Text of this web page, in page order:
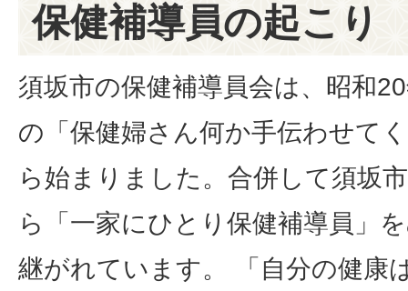
保健補導員の起こり
須坂市の保健補導員会は、昭和
の「保健婦さん何か手伝わせて
ら始まりました。合併して須坂
ら「一家にひとり保健補導員」
継がれています。 「自分の健康